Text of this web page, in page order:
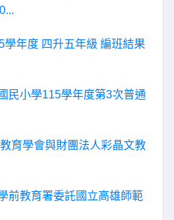
學年度 四升五年級 編班結果
民小學115學年度第3次普通
育學會與財團法人彩晶文教
前教育署委託國立高雄師範